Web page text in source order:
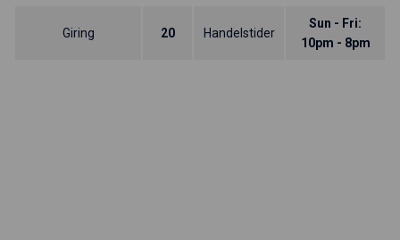
Giring 20 Handelstider
Sun - Fri:
10pm - 8pm